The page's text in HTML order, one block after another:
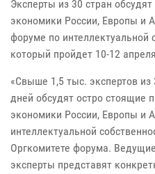
Эксперты из 30 стран
экономики России, Европы и
форуме по интеллектуальной
который пройдет 10-12
«Свыше 1,5 тыс. экспертов из
дней обсудят остро стоящие
экономики России, Европы и
интеллектуальной
Оргкомитете форума.
эксперты представят